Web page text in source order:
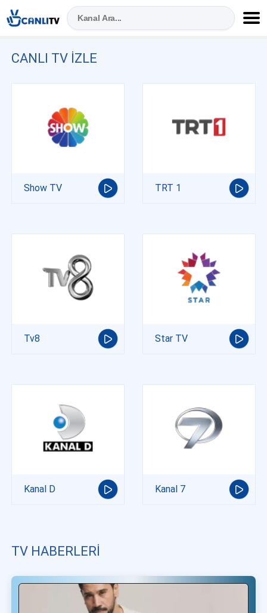
CANLI TV IZLE
Show TV TRT 1
Tv8 Star TV
Kanal D Kanal 7
TV HABERLERI